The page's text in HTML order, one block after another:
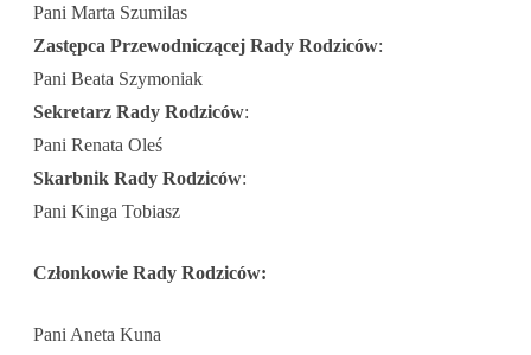
Pani Marta Szumilas
Zastępca Przewodniczącej Rady Rodziców:
Pani Beata Szymoniak
Sekretarz Rady Rodziców:
Pani Renata Oleś
Skarbnik Rady Rodziców:
Pani Kinga Tobiasz
Członkowie Rady Rodziców:
Pani Aneta Kuna